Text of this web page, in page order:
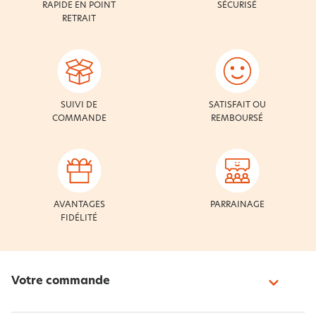
RAPIDE EN POINT
RETRAIT
SÉCURISÉ
SUIVI DE
COMMANDE
SATISFAIT OU
REMBOURSÉ
AVANTAGES
FIDÉLITÉ
PARRAINAGE
Votre commande